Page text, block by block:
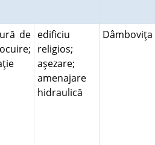
de edificiu
religios;
aşezare;
amenajare
hidraulică
Dâmboviţa